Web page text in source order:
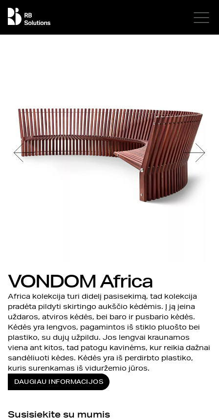
VONDOM Africa
Africa kolekcija turi didelį pasisekimą, tad kolekcija
pradėta pildyti skirtingo aukščio kėdėmis. Į ją įeina
uždaros, atviros kėdės, bei baro ir pusbario kėdės.
Kėdės yra lengvos, pagamintos iš stiklo pluošto bei
plastiko, su dujų užpildu. Jos lengvai kraunamos
viena ant kitos, tad patogu kavinėms, kur reikia dažnai
sandėliuoti kėdes. Kėdės yra iš perdirbto plastiko,
kuris surenkamas iš viduržemio jūros.
DAUGIAU INFORMACIJOS
Susisiekite su mumis